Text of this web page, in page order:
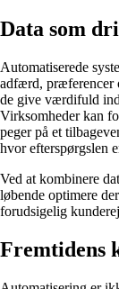
Data som
Automatiserede
adfærd, præferencer
de give værdifuld
Virksomheder kan
peger på et
hvor efterspørgslen
Ved at kombinere
løbende optimere
forudsigelig
Fremtidens